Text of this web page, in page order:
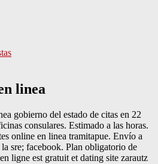
linea
gobierno del estado de citas en 22
consulares. Estimado a las horas.
online en linea tramitapue. Envío a
sre; facebook. Plan obligatorio de
ligne est gratuit et dating site zarautz